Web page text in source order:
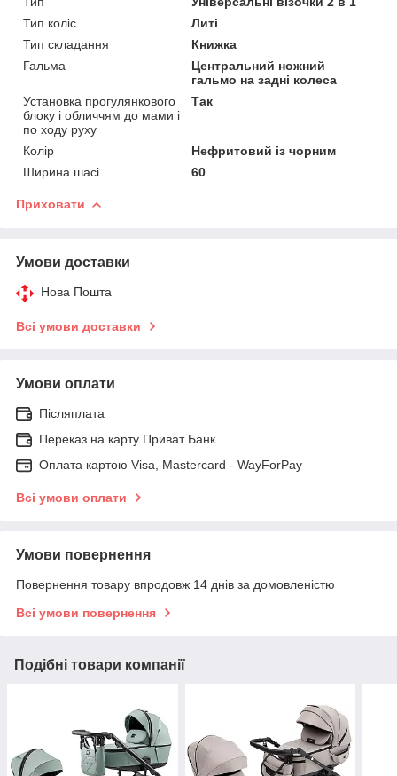
Тип коліс
Литі
Тип складання
Книжка
Гальма
Центральний ножний
гальмо на задні колеса
Установка прогулянкового
блоку і обличчям до мами і
по ходу руху
Так
Колір
Нефритовий із чорним
Ширина шасі
60
Приховати
Умови доставки
Нова Пошта
Всі умови доставки
Умови оплати
Післяплата
Переказ на карту Приват Банк
Оплата картою Visa, Mastercard - WayForPay
Всі умови оплати
Умови повернення
Повернення товару впродовж 14 днів за домовленістю
Всі умови повернення
Подібні товари компанії